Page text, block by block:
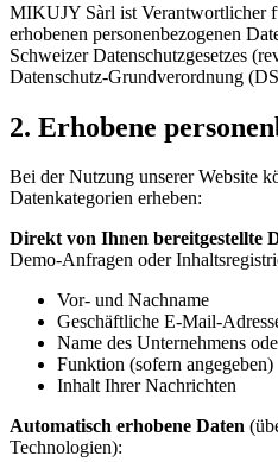
MIKUJY Sàrl ist Verantwortlicher
erhobenen personenbezogenen
Schweizer Datenschutzgesetzes
Datenschutz-Grundverordnung
2. Erhobene
Bei der Nutzung unserer Website
Datenkategorien erheben:
Direkt von Ihnen bereitgestellte
Demo-Anfragen oder
Vor- und Nachname
Geschäftliche E-Mail-
Name des Unternehmens
Funktion (sofern angegeben)
Inhalt Ihrer Nachrichten
Automatisch erhobene Daten
Technologien):